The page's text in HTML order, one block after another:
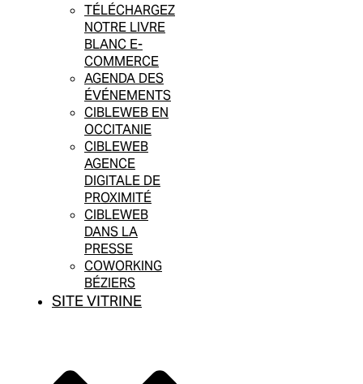
TÉLÉCHARGEZ
NOTRE LIVRE
BLANC E-
COMMERCE
AGENDA DES
ÉVÉNEMENTS
CIBLEWEB EN
OCCITANIE
CIBLEWEB
AGENCE
DIGITALE DE
PROXIMITÉ
CIBLEWEB
DANS LA
PRESSE
COWORKING
BÉZIERS
SITE VITRINE